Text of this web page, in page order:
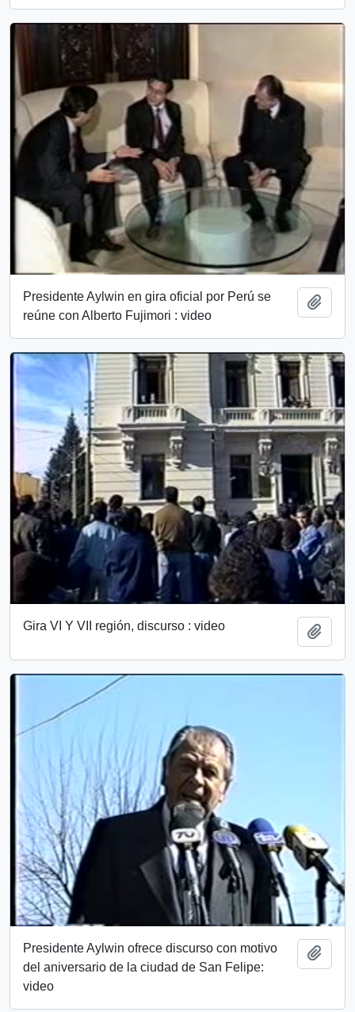
Presidente Aylwin en gira oficial por Perú se
reúne con Alberto Fujimori : video
Gira VI Y VII región, discurso : video
Presidente Aylwin ofrece discurso con motivo
del aniversario de la ciudad de San Felipe:
video